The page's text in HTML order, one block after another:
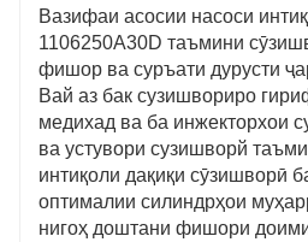
Вазифаи асосии насоси
1106250A30D таъмини
фишор ва суръати дурусти
Вай аз бак сузишвориро
медихад ва ба инжекторхои
ва устувори сузишворй
интиқоли дақиқи сӯзишворӣ
оптималии силиндрҳои
нигоҳ доштани фишори